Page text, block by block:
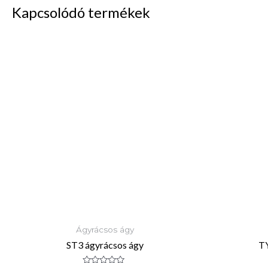
Kapcsolódó termékek
Ágyrácsos ágy
ST3 ágyrácsos ágy